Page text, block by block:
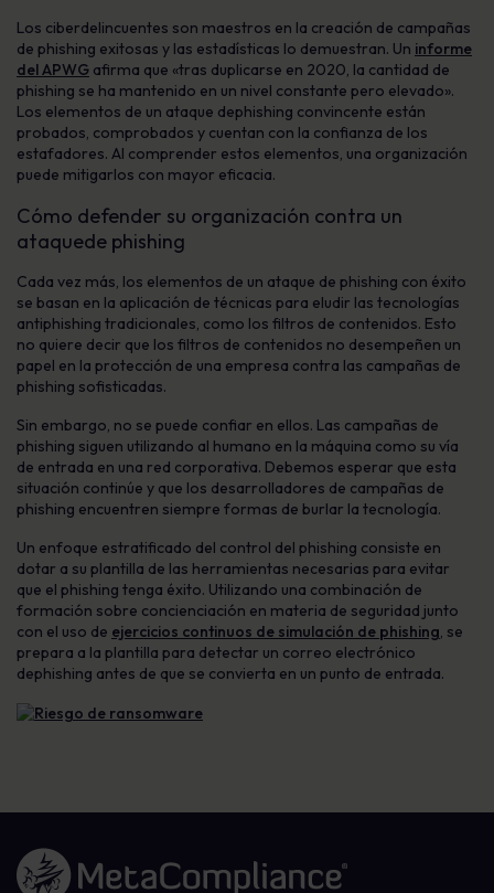
Los ciberdelincuentes son maestros en la creación de campañas
de phishing exitosas y las estadísticas lo demuestran. Un informe
del APWG afirma que «tras duplicarse en 2020, la cantidad de
phishing se ha mantenido en un nivel constante pero elevado».
Los elementos de un ataque dephishing convincente están
probados, comprobados y cuentan con la confianza de los
estafadores. Al comprender estos elementos, una organización
puede mitigarlos con mayor eficacia.
Cómo defender su organización contra un
ataquede phishing
Cada vez más, los elementos de un ataque de phishing con éxito
se basan en la aplicación de técnicas para eludir las tecnologías
antiphishing tradicionales, como los filtros de contenidos. Esto
no quiere decir que los filtros de contenidos no desempeñen un
papel en la protección de una empresa contra las campañas de
phishing sofisticadas.
Sin embargo, no se puede confiar en ellos. Las campañas de
phishing siguen utilizando al humano en la máquina como su vía
de entrada en una red corporativa. Debemos esperar que esta
situación continúe y que los desarrolladores de campañas de
phishing encuentren siempre formas de burlar la tecnología.
Un enfoque estratificado del control del phishing consiste en
dotar a su plantilla de las herramientas necesarias para evitar
que el phishing tenga éxito. Utilizando una combinación de
formación sobre concienciación en materia de seguridad junto
con el uso de ejercicios continuos de simulación de phishing, se
prepara a la plantilla para detectar un correo electrónico
dephishing antes de que se convierta en un punto de entrada.
Enlace a la página de inicio